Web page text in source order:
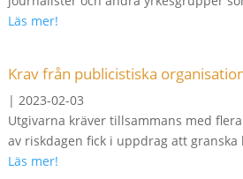
Läs mer!
Krav från publicistiska
| 2023-02-03
Utgivarna kräver tillsammans med
av riskdagen fick i uppdrag att
Läs mer!